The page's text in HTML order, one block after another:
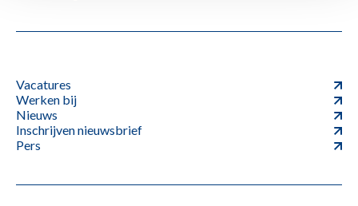
Vacatures
Werken bij
Nieuws
Inschrijven nieuwsbrief
Pers